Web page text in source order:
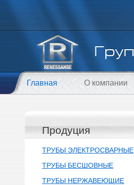
Главная О компании
Продуция
ТРУБЫ ЭЛЕКТРОСВАРНЫЕ
ТРУБЫ БЕСШОВНЫЕ
ТРУБЫ НЕРЖАВЕЮЩИЕ